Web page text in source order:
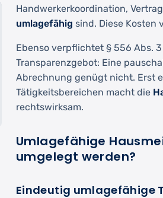
Handwerkerkoordination,
umlagefähig sind. Diese Kosten
Ebenso verpflichtet § 556 Abs.
Transparenzgebot: Eine
Abrechnung genügt nicht. Erst
Tätigkeitsbereichen macht die
rechtswirksam.
Umlagefähige
umgelegt werden?
Eindeutig umlagefähige